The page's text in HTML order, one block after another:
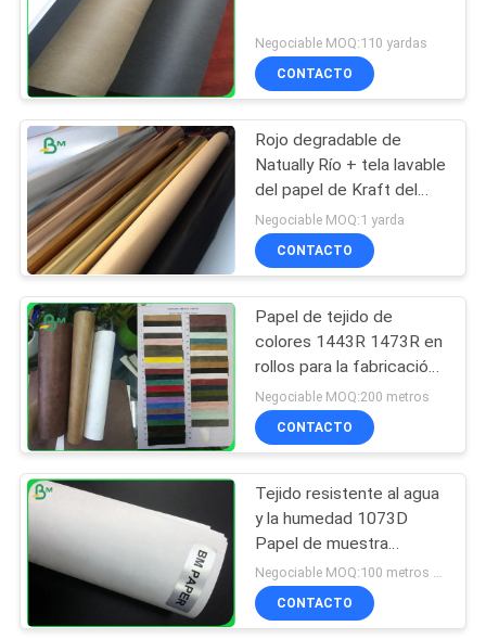
Negociable MOQ:110 yardas
CONTACTO
Rojo degradable de
Natually Río + tela lavable
del papel de Kraft del
oro para el bolso de la
planta
Negociable MOQ:1 yarda
CONTACTO
Papel de tejido de
colores 1443R 1473R en
rollos para la fabricación
de zapatos
Negociable MOQ:200 metros
CONTACTO
Tejido resistente al agua
y la humedad 1073D
Papel de muestra
gratuita
Negociable MOQ:100 metros cuadrados
CONTACTO